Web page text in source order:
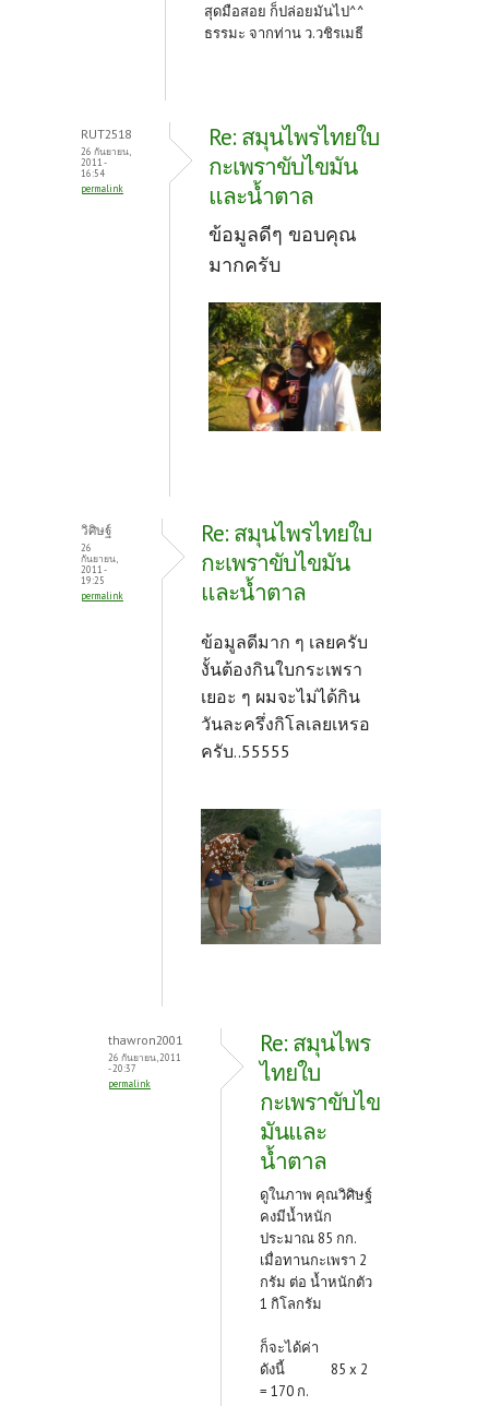
สุดมือสอย ก็ปล่อยมันไป^^
ธรรมะ จากท่าน ว.วชิรเมธี
RUT2518
26 กันยายน,
2011 -
16:54
permalink
Re: สมุนไพรไทยใบ
กะเพราขับไขมัน
และน้ำตาล
ข้อมูลดีๆ ขอบคุณ
มากครับ
วิศิษฐ์
26
กันยายน,
2011 -
19:25
permalink
Re: สมุนไพรไทยใบ
กะเพราขับไขมัน
และน้ำตาล
ข้อมูลดีมาก ๆ เลยครับ
งั้นต้องกินใบกระเพรา
เยอะ ๆ ผมจะไม่ได้กิน
วันละครึ่งกิโลเลยเหรอ
ครับ..55555
thawron2001
26 กันยายน, 2011
- 20:37
permalink
Re: สมุนไพร
ไทยใบ
กะเพราขับไข
มันและ
น้ำตาล
ดูในภาพ คุณวิศิษฐ์
คงมีน้ำหนัก
ประมาณ 85 กก.
เมื่อทานกะเพรา 2
กรัม ต่อ น้ำหนักตัว
1 กิโลกรัม
ก็จะได้ค่า
ดังนี้ 85 x 2
= 170 ก.